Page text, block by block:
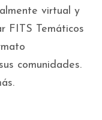
virtual y
FITS Temáticos
comunidades.